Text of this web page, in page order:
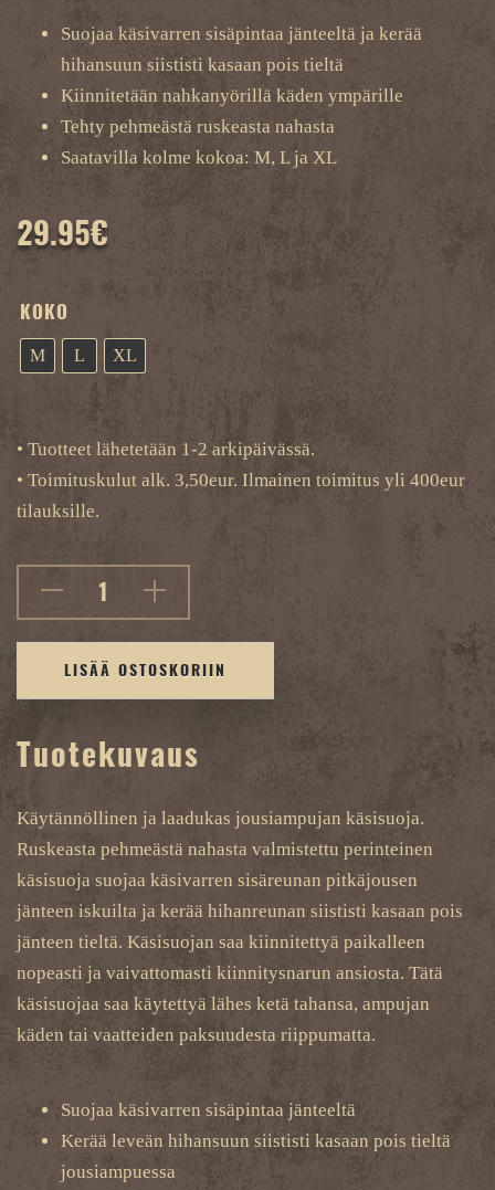
Suojaa käsivarren sisäpintaa jänteeltä ja kerää
hihansuun siististi kasaan pois tieltä
Kiinnitetään nahkanyörillä käden ympärille
Tehty pehmeästä ruskeasta nahasta
Saatavilla kolme kokoa: M, L ja XL
29.95€
KOKO
M L XL
• Tuotteet lähetetään 1-2 arkipäivässä.
• Toimituskulut alk. 3,50eur. Ilmainen toimitus yli 400eur
tilauksille.
LISÄÄ OSTOSKORIIN
Tuotekuvaus
Käytännöllinen ja laadukas jousiampujan käsisuoja.
Ruskeasta pehmeästä nahasta valmistettu perinteinen
käsisuoja suojaa käsivarren sisäreunan pitkäjousen
jänteen iskuilta ja kerää hihanreunan siististi kasaan pois
jänteen tieltä. Käsisuojan saa kiinnitettyä paikalleen
nopeasti ja vaivattomasti kiinnitysnarun ansiosta. Tätä
käsisuojaa saa käytettyä lähes ketä tahansa, ampujan
käden tai vaatteiden paksuudesta riippumatta.
Suojaa käsivarren sisäpintaa jänteeltä
Kerää leveän hihansuun siististi kasaan pois tieltä
jousiampuessa